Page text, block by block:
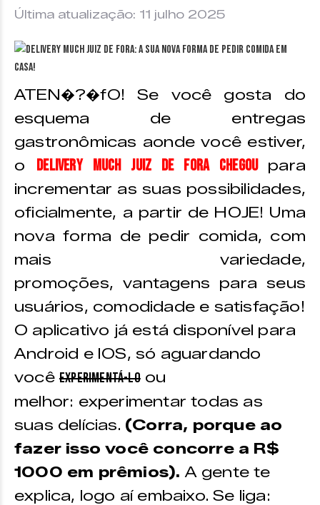
Última atualização: 11 julho 2025
ATEN�?�fO! Se você gosta do
esquema de entregas
gastronômicas aonde você estiver,
o DELIVERY MUCH Juiz de Fora chegou
para
incrementar as suas possibilidades,
oficialmente, a partir de HOJE! Uma
nova forma de pedir comida, com
mais variedade,
promoções, vantagens para seus
usuários, comodidade e satisfação!
O aplicativo já está disponível para
Android e IOS, só aguardando
você experimentá-loou
melhor: experimentar todas as
suas delícias. (Corra, porque ao
fazer isso você concorre a R$
1000 em prêmios). A gente te
explica, logo aí embaixo. Se liga: